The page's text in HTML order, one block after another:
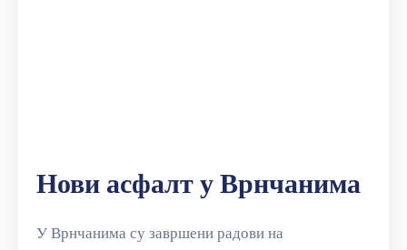
Нови асфалт у Врнчанима
У Врнчанима су завршени радови на